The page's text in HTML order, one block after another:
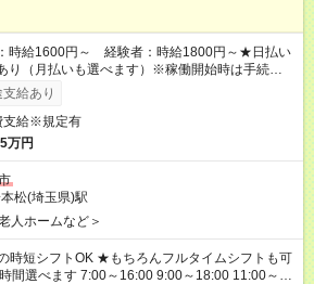
時給1600円～ 経験者：時給1800円～★日払い
り（月払いも選べます）※稼働開始時は手続き完
いとなります。
給あり
支給※規定有
万円
松(埼玉県)駅
人ホームなど＞
もちろんフルタイムシフトも可
間選べます 7:00～16:00 9:00～18:00 11:00～